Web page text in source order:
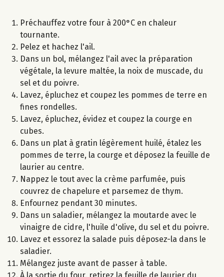
Préchauffez votre four à 200°C en chaleur
tournante.
Pelez et hachez l'ail.
Dans un bol, mélangez l'ail avec la préparation
végétale, la levure maltée, la noix de muscade, du
sel et du poivre.
Lavez, épluchez et coupez les pommes de terre en
fines rondelles.
Lavez, épluchez, évidez et coupez la courge en
cubes.
Dans un plat à gratin légèrement huilé, étalez les
pommes de terre, la courge et déposez la feuille de
laurier au centre.
Nappez le tout avec la crème parfumée, puis
couvrez de chapelure et parsemez de thym.
Enfournez pendant 30 minutes.
Dans un saladier, mélangez la moutarde avec le
vinaigre de cidre, l'huile d'olive, du sel et du poivre.
Lavez et essorez la salade puis déposez-la dans le
saladier.
Mélangez juste avant de passer à table.